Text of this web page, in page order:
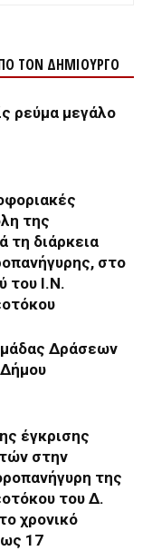
ΤΟΝ ΔΗΜΙΟΥΡΓΟ
ρεύμα μεγάλο
της
τη διάρκεια
στο
του Ι.Ν.
Δράσεων
έγκρισης
στην
της
του Δ.
χρονικό
17